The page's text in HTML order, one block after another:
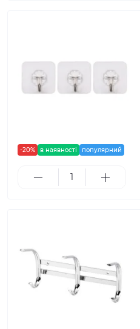
-20% в наявності популярний